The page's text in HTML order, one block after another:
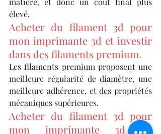
élevé.
Acheter du filament 3d pour
mon imprimante 3d et investir
dans des filaments premium.
Les filaments premium proposent une
meilleure régularité de diamètre, une
meilleure adhérence, et des propriétés
mécaniques supérieures.
Acheter du filament 3d pour
mon imprimante 3d en